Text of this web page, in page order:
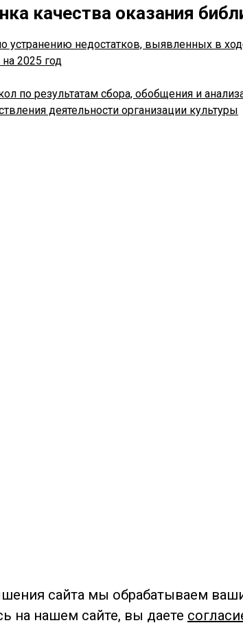
качества оказания
устранению недостатков, выявленных в
2025 год
по результатам сбора, обобщения и
деятельности организации культуры
сайта мы обрабатываем
на нашем сайте, вы даете